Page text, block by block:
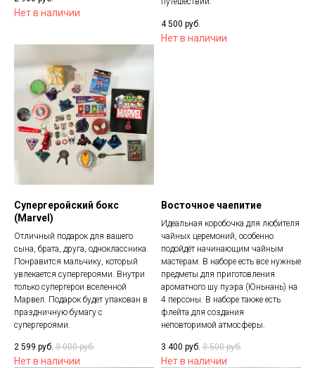
Нет в наличии
4 500 руб.
Нет в наличии
Супергеройский бокс
(Marvel)
Отличный подарок для вашего
сына, брата, друга, одноклассника.
Понравится мальчику, который
увлекается супергероями. Внутри
только супергерои вселенной
Марвел. Подарок будет упакован в
праздничную бумагу с
супергероями.
2 599 руб. 3 000 руб.
Нет в наличии
Восточное чаепитие
Идеальная коробочка для любителя
чайных церемоний, особенно
подойдёт начинающим чайным
мастерам. В наборе есть все нужные
предметы для приготовления
ароматного шу пуэра (Юньнань) на
4 персоны. В наборе также есть
флейта для создания
неповторимой атмосферы.
3 400 руб. 3 500 руб.
Нет в наличии